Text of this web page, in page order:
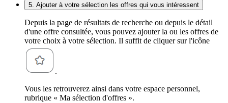
5. Ajouter à votre sélection les offres qui vous intéressent
Depuis la page de résultats de recherche ou depuis le détail
d'une offre consultée, vous pouvez ajouter la ou les offres de
votre choix à votre sélection. Il suffit de cliquer sur l'icône
.
Vous les retrouverez ainsi dans votre espace personnel,
rubrique « Ma sélection d'offres ».